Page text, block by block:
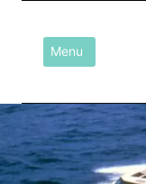
contenuMenu